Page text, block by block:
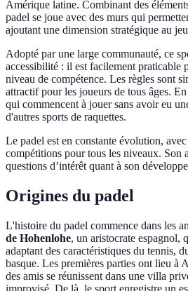
Amérique latine. Combinant des
padel se joue avec des murs qui
ajoutant une dimension stratégique au
Adopté par une large communauté, ce
accessibilité : il est facilement praticable
niveau de compétence. Les règles sont
attractif pour les joueurs de tous âges.
qui commencent à jouer sans avoir eu
d'autres sports de raquettes.
Le padel est en constante évolution,
compétitions pour tous les niveaux. Son
questions d’intérêt quant à son
Origines du padel
L'histoire du padel commence dans les
de Hohenlohe, un aristocrate espagnol,
adaptant des caractéristiques du tennis,
basque. Les premières parties ont lieu à
des amis se réunissent dans une villa